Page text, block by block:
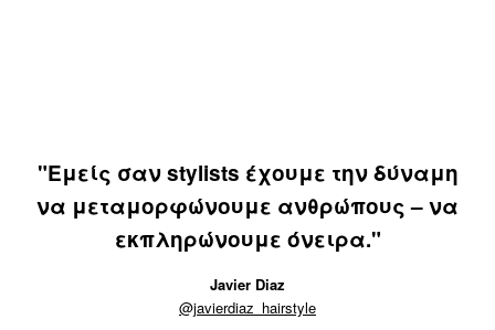
"Εμείς σαν stylists έχουμε την δύναμη
να μεταμορφώνουμε ανθρώπους – να
εκπληρώνουμε όνειρα."
Javier Diaz
@javierdiaz_hairstyle